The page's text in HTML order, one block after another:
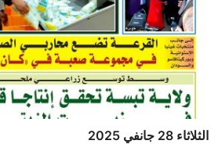
الثلاثاء 28 جانفي 2025